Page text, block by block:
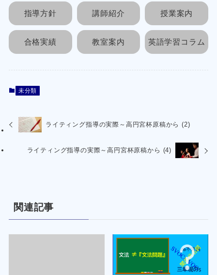
指導方針 講師紹介 授業案内
合格実績 教室案内 英語学習コラム
未分類
ライティング指導の実際～高円宮杯原稿から (2)
ライティング指導の実際～高円宮杯原稿から (4)
関連記事